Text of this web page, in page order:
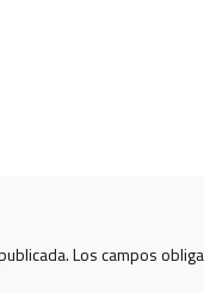
Los campos